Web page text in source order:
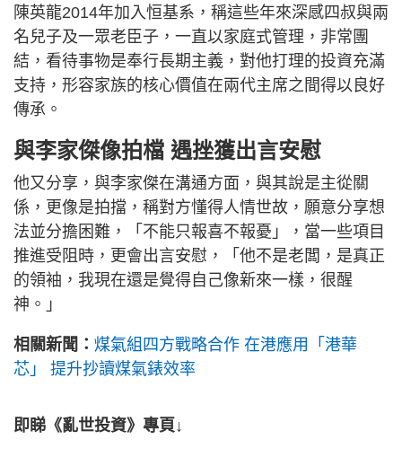
陳英龍2014年加入恒基系，稱這些年來深感四叔與兩
名兒子及一眾老臣子，一直以家庭式管理，非常團
結，看待事物是奉行長期主義，對他打理的投資充滿
支持，形容家族的核心價值在兩代主席之間得以良好
傳承。
與李家傑像拍檔 遇挫獲出言安慰
他又分享，與李家傑在溝通方面，與其說是主從關
係，更像是拍擋，稱對方懂得人情世故，願意分享想
法並分擔困難，「不能只報喜不報憂」，當一些項目
推進受阻時，更會出言安慰，「他不是老闆，是真正
的領袖，我現在還是覺得自己像新來一樣，很醒
神。」
相關新聞： 煤氣組四方戰略合作 在港應用「港華
芯」 提升抄讀煤氣錶效率
即睇《亂世投資》專頁↓